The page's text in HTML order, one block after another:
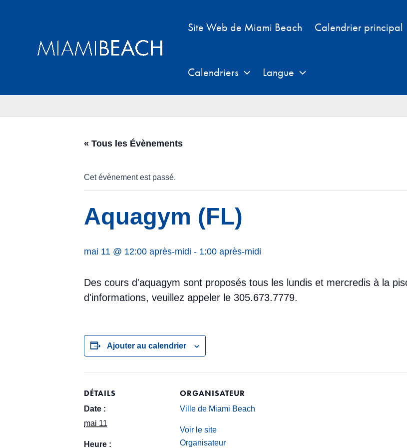
Site Web de Miami Beach Calendrier principal
Calendriers Langue
« Tous les Évènements
Cet évènement est passé.
Aquagym (FL)
mai 11 @ 12:00 après-midi - 1:00 après-midi
Des cours d'aquagym sont proposés tous les lundis et mercredis à la
d'informations, veuillez appeler le 305.673.7779.
Ajouter au calendrier
DÉTAILS
Date :
mai 11
Heure :
ORGANISATEUR
Ville de Miami Beach
Voir le site
Organisateur